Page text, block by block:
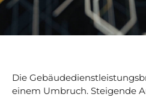
Die
einem Umbruch. Steigende